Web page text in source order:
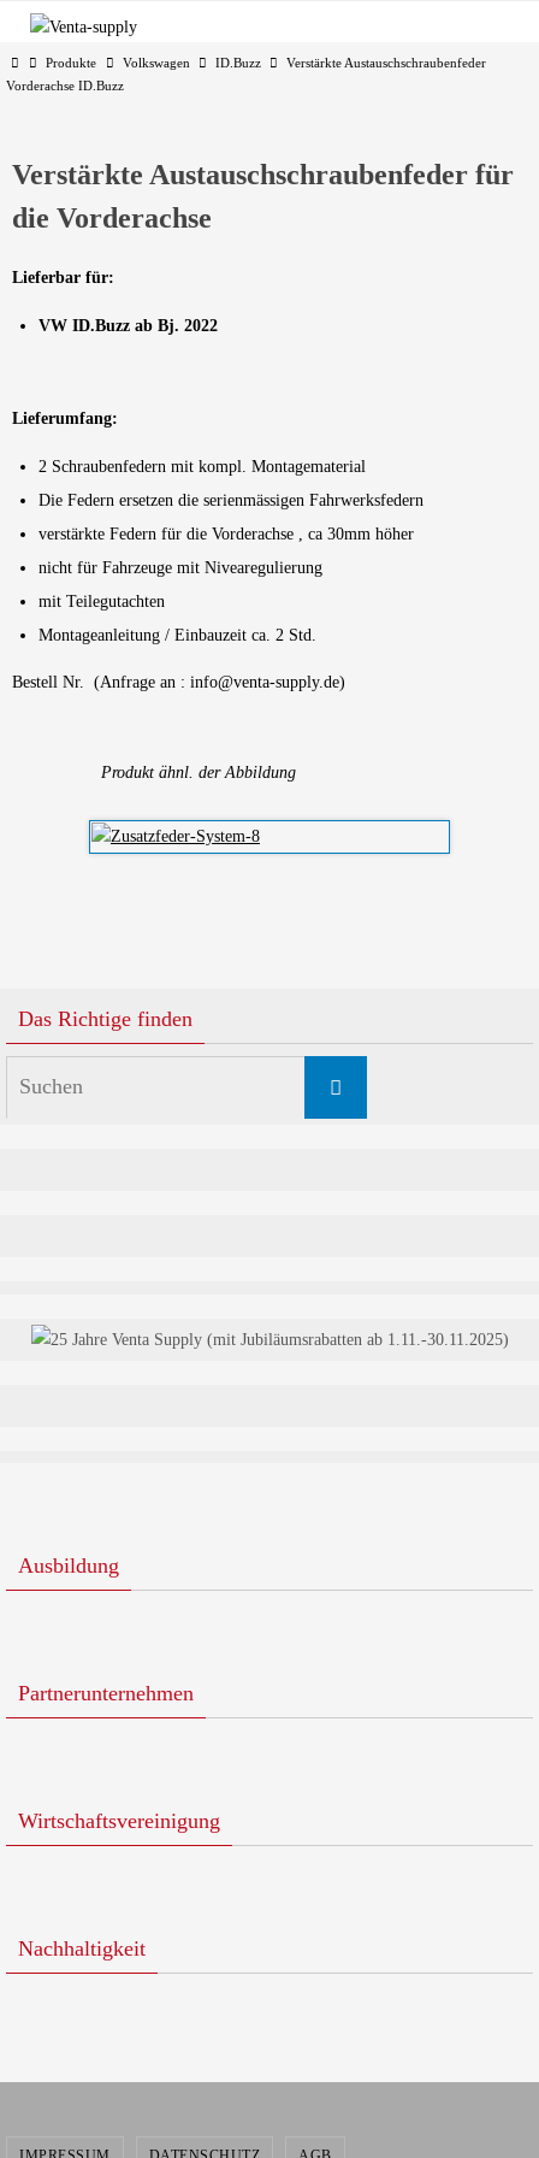
Zum
springen
StartProdukte Volkswagen ID.Buzz
Verstärkte Austauschschraubenfeder
Vorderachse ID.Buzz
Verstärkte Austauschschraubenfeder für
die Vorderachse
Lieferbar für:
VW ID.Buzz ab Bj. 2022
Lieferumfang:
2 Schraubenfedern mit kompl. Montagematerial
Die Federn ersetzen die serienmässigen Fahrwerksfedern
verstärkte Federn für die Vorderachse , ca 30mm höher
nicht für Fahrzeuge mit Nivearegulierung
mit Teilegutachten
Montageanleitung / Einbauzeit ca. 2 Std.
Bestell Nr. (Anfrage an : info@venta-supply.de)
Produkt ähnl. der Abbildung
Das Richtige finden
Suchen
Ausbildung
Partnerunternehmen
Wirtschaftsvereinigung
Nachhaltigkeit